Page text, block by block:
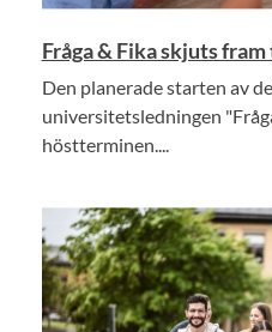
Fråga & Fika skjuts
Den planerade starten av
universitetsledningen
höstterminen....